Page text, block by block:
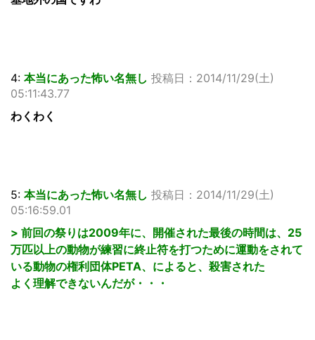
4: 本当にあった怖い名無し 投稿日：2014/11/29(土)
05:11:43.77
わくわく
5: 本当にあった怖い名無し 投稿日：2014/11/29(土)
05:16:59.01
> 前回の祭りは2009年に、開催された最後の時間は、25
万匹以上の動物が練習に終止符を打つために運動をされて
いる動物の権利団体PETA、によると、殺害された
よく理解できないんだが・・・